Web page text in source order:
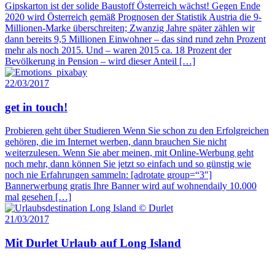
Gipskarton ist der solide Baustoff Österreich wächst! Gegen Ende
2020 wird Österreich gemäß Prognosen der Statistik Austria die 9-
Millionen-Marke überschreiten; Zwanzig Jahre später zählen wir
dann bereits 9,5 Millionen Einwohner – das sind rund zehn Prozent
mehr als noch 2015. Und – waren 2015 ca. 18 Prozent der
Bevölkerung in Pension – wird dieser Anteil […]
22/03/2017
get in touch!
Probieren geht über Studieren Wenn Sie schon zu den Erfolgreichen
gehören, die im Internet werben, dann brauchen Sie nicht
weiterzulesen. Wenn Sie aber meinen, mit Online-Werbung geht
noch mehr, dann können Sie jetzt so einfach und so günstig wie
noch nie Erfahrungen sammeln: [adrotate group=“3″]
Bannerwerbung gratis Ihre Banner wird auf wohnendaily 10.000
mal gesehen […]
21/03/2017
Mit Durlet Urlaub auf Long Island